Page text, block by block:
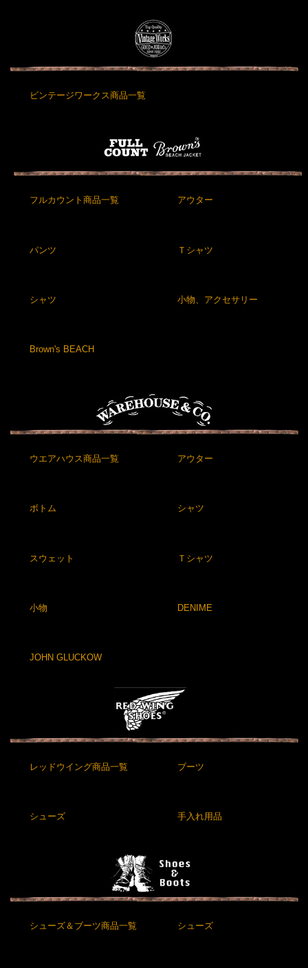
ビンテージワークス商品一覧
フルカウント商品一覧 アウター
パンツ Ｔシャツ
シャツ 小物、アクセサリー
Brown's BEACH
ウエアハウス商品一覧 アウター
ボトム シャツ
スウェット Ｔシャツ
小物 DENIME
JOHN GLUCKOW
レッドウイング商品一覧 ブーツ
シューズ 手入れ用品
シューズ＆ブーツ商品一覧 シューズ